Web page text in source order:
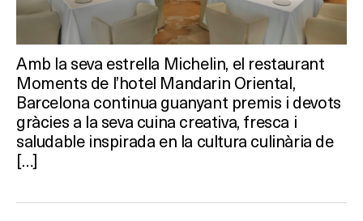
Amb la seva estrella Michelin, el restaurant
Moments de l’hotel Mandarin Oriental,
Barcelona continua guanyant premis i devots
gràcies a la seva cuina creativa, fresca i
saludable inspirada en la cultura culinària de
[…]